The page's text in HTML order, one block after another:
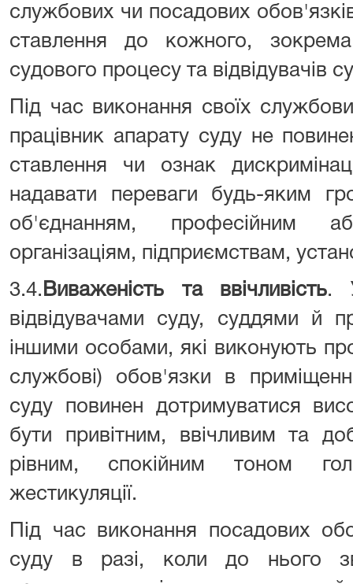
службових чи посадових
ставлення до кожного,
судового процесу та відвідувачів
Під час виконання своїх
працівник апарату суду не
ставлення чи ознак
надавати переваги будь-яким
об'єднанням, професійним
організаціям, підприємствам,
3.4. Виваженість та ввічливість.
відвідувачами суду, суддями й
іншими особами, які виконують
службові) обов'язки в
суду повинен дотримуватися
бути привітним, ввічливим та
рівним, спокійним тоном
жестикуляції.
Під час виконання посадових
суду в разі, коли до нього